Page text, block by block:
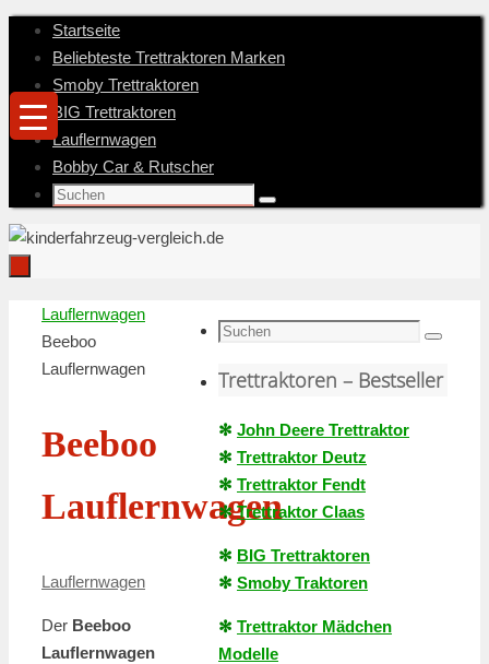
Zum
Inhalt
springen
Startseite
Beliebteste Trettraktoren Marken
Smoby Trettraktoren
BIG Trettraktoren
Lauflernwagen
Bobby Car & Rutscher
Suche
Suchen
Inhalt
springen
Startseite
Lauflernwagen
Beeboo
Lauflernwagen
Beeboo
Lauflernwagen
Lauflernwagen
Der Beeboo
Lauflernwagen
Suche
Suchen
Trettraktoren – Bestseller
✻ John Deere Trettraktor
✻ Trettraktor Deutz
✻ Trettraktor Fendt
✻ Trettraktor Claas
✻ BIG Trettraktoren
✻ Smoby Traktoren
✻ Trettraktor Mädchen
Modelle